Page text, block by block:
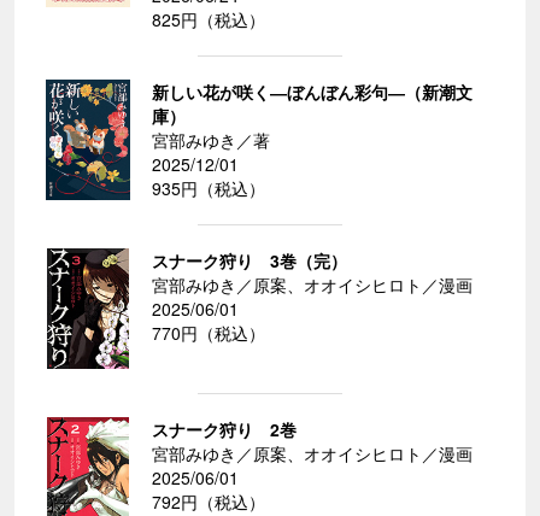
825円（税込）
新しい花が咲く―ぼんぼん彩句―（新潮文
庫）
宮部みゆき／著
2025/12/01
935円（税込）
スナーク狩り 3巻（完）
宮部みゆき／原案、オオイシヒロト／漫画
2025/06/01
770円（税込）
スナーク狩り 2巻
宮部みゆき／原案、オオイシヒロト／漫画
2025/06/01
792円（税込）